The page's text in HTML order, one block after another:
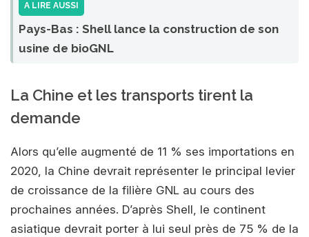
A LIRE AUSSI
Pays-Bas : Shell lance la construction de son
usine de bioGNL
La Chine et les transports tirent la
demande
Alors qu’elle augmenté de 11 % ses importations en
2020, la Chine devrait représenter le principal levier
de croissance de la filière GNL au cours des
prochaines années. D’après Shell, le continent
asiatique devrait porter à lui seul près de 75 % de la